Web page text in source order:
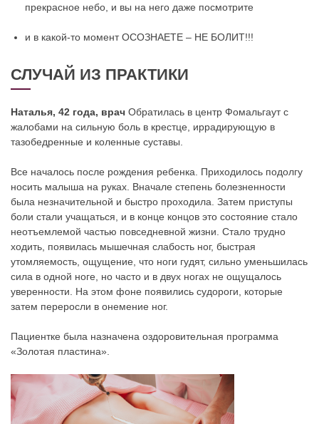
прекрасное небо, и вы на него даже посмотрите
и в какой-то момент ОСОЗНАЕТЕ – НЕ БОЛИТ!!!
СЛУЧАЙ ИЗ ПРАКТИКИ
Наталья, 42 года, врач Обратилась в центр Фомальгаут с
жалобами на сильную боль в крестце, иррадирующую в
тазобедренные и коленные суставы.
Все началось после рождения ребенка. Приходилось подолгу
носить малыша на руках. Вначале степень болезненности
была незначительной и быстро проходила. Затем приступы
боли стали учащаться, и в конце концов это состояние стало
неотъемлемой частью повседневной жизни. Стало трудно
ходить, появилась мышечная слабость ног, быстрая
утомляемость, ощущение, что ноги гудят, сильно уменьшилась
сила в одной ноге, но часто и в двух ногах не ощущалось
уверенности. На этом фоне появились судороги, которые
затем переросли в онемение ног.
Пациентке была назначена оздоровительная программа
«Золотая пластина».